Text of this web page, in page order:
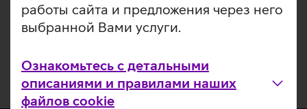
работы сайта и предложения через него
выбранной Вами услуги.
Ознакомьтесь с детальными
описаниями и правилами наших
файлов cookie